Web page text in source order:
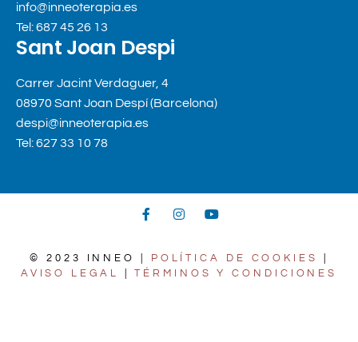
info@inneoterapia.es
Tel: 687 45 26 13
Sant Joan Despi
Carrer Jacint Verdaguer, 4
08970 Sant Joan Despí (Barcelona)
despi@inneoterapia.es
Tel: 627 33 10 78
© 2023 INNEO | POLÍTICA DE COOKIES
AVISO LEGAL
|TÉRMINOS Y CONDICIONES